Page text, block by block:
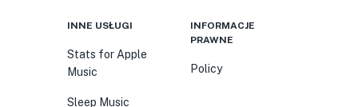
INNE USŁUGI
Stats for Apple
Music
Sleep Music
INFORMACJE
PRAWNE
Policy